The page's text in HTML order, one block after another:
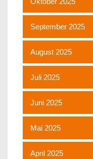
September 2025
August 2025
Juli 2025
Juni 2025
Mai 2025
April 2025